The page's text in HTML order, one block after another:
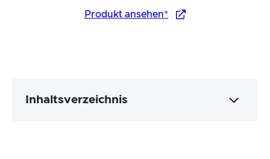
Produkt ansehen*
Inhaltsverzeichnis